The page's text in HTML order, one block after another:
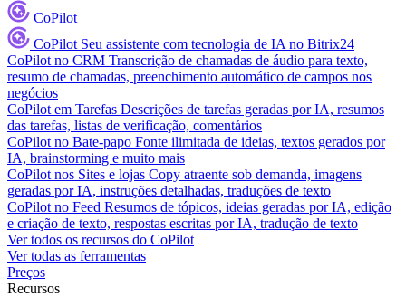
CoPilot
CoPilot Seu assistente com tecnologia de IA no Bitrix24
CoPilot no CRM Transcrição de chamadas de áudio para texto,
resumo de chamadas, preenchimento automático de campos nos
negócios
CoPilot em Tarefas Descrições de tarefas geradas por IA, resumos
das tarefas, listas de verificação, comentários
CoPilot no Bate-papo Fonte ilimitada de ideias, textos gerados por
IA, brainstorming e muito mais
CoPilot nos Sites e lojas Copy atraente sob demanda, imagens
geradas por IA, instruções detalhadas, traduções de texto
CoPilot no Feed Resumos de tópicos, ideias geradas por IA, edição
e criação de texto, respostas escritas por IA, tradução de texto
Ver todos os recursos do CoPilot
Ver todas as ferramentas
Preços
Recursos